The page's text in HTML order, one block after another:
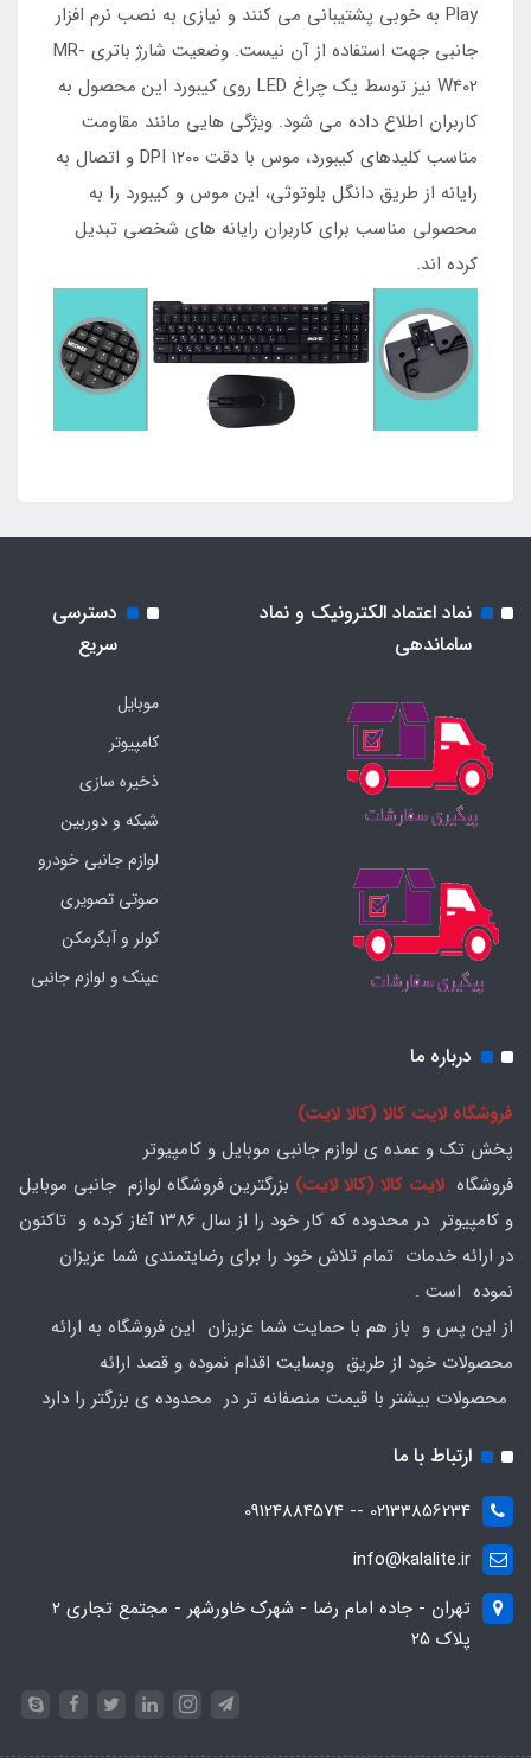
Play به خوبی پشتیبانی می کنند و نیازی به نصب نرم افزار
جانبی جهت استفاده از آن نیست. وضعیت شارژ باتری MR-
W402 نیز توسط یک چراغ LED روی کیبورد این محصول به
کاربران اطلاع داده می شود. ویژگی هایی مانند مقاومت
مناسب کلیدهای کیبورد، موس با دقت ۱۲۰۰ DPI و اتصال به
رایانه از طریق دانگل بلوتوثی، این موس و کیبورد را به
محصولی مناسب برای کاربران رایانه های شخصی تبدیل
کرده اند.
نماد اعتماد الکترونیک و نماد
ساماندهی
دسترسی
سریع
موبایل
کامپیوتر
ذخیره سازی
شبکه و دوربین
لوازم جانبی خودرو
صوتی تصویری
کولر و آبگرمکن
عینک و لوازم جانبی
درباره ما
فروشگاه لایت کالا (کالا لایت)
پخش تک و عمده ی لوازم جانبی موبایل و کامپیوتر
فروشگاه لایت کالا (کالا لایت) بزرگترین فروشگاه لوازم جانبی موبایل
و کامپیوتر در محدوده که کار خود را از سال ۱۳۸۶ آغاز کرده و تاکنون
در ارائه خدمات تمام تلاش خود را برای رضایتمندی شما عزیزان
نموده است .
از این پس و باز هم با حمایت شما عزیزان این فروشگاه به ارائه
محصولات خود از طریق وبسایت اقدام نموده و قصد ارائه
محصولات بیشتر با قیمت منصفانه تر در محدوده ی بزرگتر را دارد
ارتباط با ما
02133856234 -- 09124884574
info@kalalite.ir
تهران - جاده امام رضا - شهرک خاورشهر - مجتمع تجاری 2
پلاک 25